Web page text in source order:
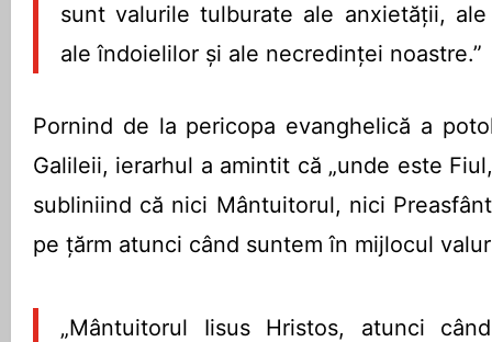
sunt valurile tulburate ale anxietății,
ale îndoielilor și ale necredinței noastre.”
Pornind de la pericopa evanghelică a
Galileii, ierarhul a amintit că „unde este
subliniind că nici Mântuitorul, nici
pe țărm atunci când suntem în mijlocul
„Mântuitorul Iisus Hristos, atunci